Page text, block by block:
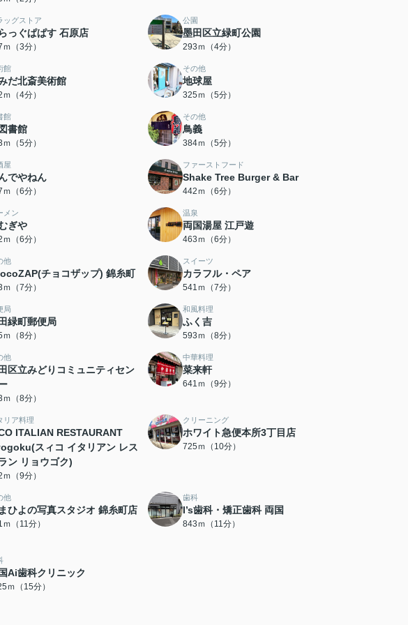
ッグストア
っぐぱぱす 石原店
（3分）
公園
墨田区立緑町公園
293ｍ（4分）
館
だ北斎美術館
（4分）
その他
地球屋
325ｍ（5分）
館
書館
（5分）
その他
鳥義
384ｍ（5分）
屋
でやねん
（6分）
ファーストフード
Shake Tree Burger & Bar
442ｍ（6分）
メン
ぎや
（6分）
温泉
両国湯屋 江戸遊
463ｍ（6分）
他
チョコザップ) 錦糸町
（7分）
スイーツ
カラフル・ペア
541ｍ（7分）
局
緑町郵便局
（8分）
和風料理
ふく吉
593ｍ（8分）
他
区立みどりコミュニティセン
（8分）
中華料理
菜来軒
641ｍ（9分）
リア料理
ITALIAN RESTAURANT
スィコ イタリアン レス
ン リョウゴク)
（9分）
クリーニング
ホワイト急便本所3丁目店
725ｍ（10分）
他
ひよの写真スタジオ 錦糸町店
（11分）
歯科
I’s歯科・矯正歯科 両国
843ｍ（11分）
Ai歯科クリニック
ｍ（15分）